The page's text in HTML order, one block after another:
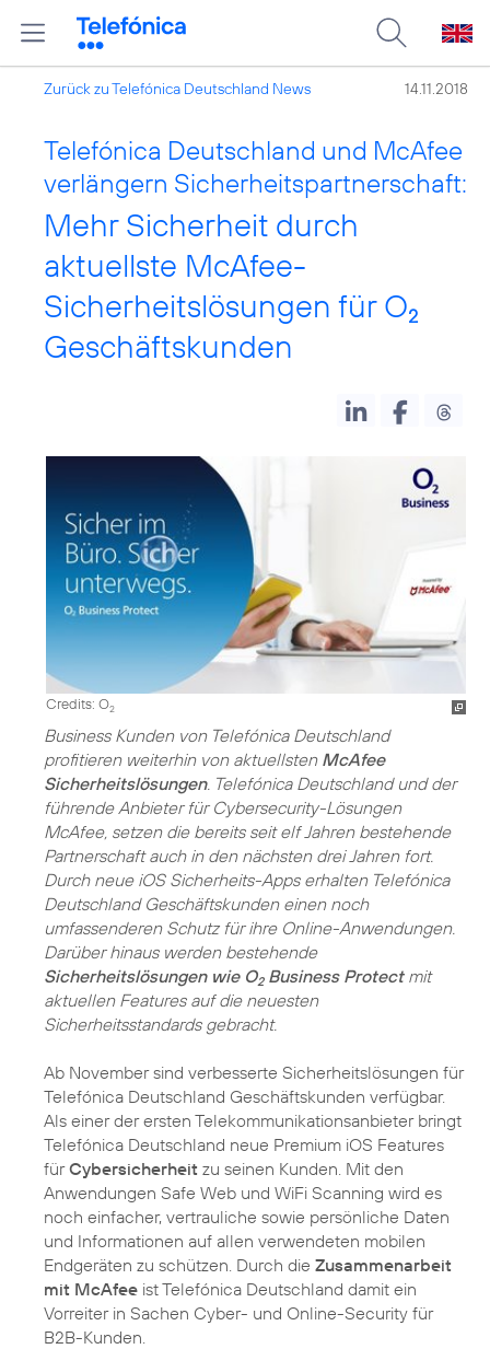
Zurück zu Telefónica Deutschland News 14.11.2018
Telefónica Deutschland und McAfee
verlängern Sicherheitspartnerschaft:
Mehr Sicherheit durch
aktuellste McAfee-
Sicherheitslösungen für O2
Geschäftskunden
Credits: O2
Business Kunden von Telefónica Deutschland
profitieren weiterhin von aktuellsten McAfee
Sicherheitslösungen. Telefónica Deutschland und der
führende Anbieter für Cybersecurity-Lösungen
McAfee, setzen die bereits seit elf Jahren bestehende
Partnerschaft auch in den nächsten drei Jahren fort.
Durch neue iOS Sicherheits-Apps erhalten Telefónica
Deutschland Geschäftskunden einen noch
umfassenderen Schutz für ihre Online-Anwendungen.
Darüber hinaus werden bestehende
Sicherheitslösungen wie O2Business Protectmit
aktuellen Features auf die neuesten
Sicherheitsstandards gebracht.
Ab November sind verbesserte Sicherheitslösungen für
Telefónica Deutschland Geschäftskunden verfügbar.
Als einer der ersten Telekommunikationsanbieter bringt
Telefónica Deutschland neue Premium iOS Features
fürCybersicherheit zu seinen Kunden. Mit den
Anwendungen Safe Web und WiFi Scanning wird es
noch einfacher, vertrauliche sowie persönliche Daten
und Informationen auf allen verwendeten mobilen
Endgeräten zu schützen. Durch die Zusammenarbeit
mit McAfee ist Telefónica Deutschland damit ein
Vorreiter in Sachen Cyber- und Online-Security für
B2B-Kunden.